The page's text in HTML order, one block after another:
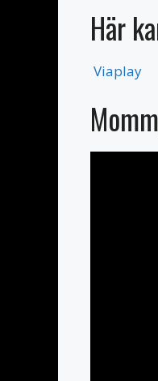
Här
Viaplay